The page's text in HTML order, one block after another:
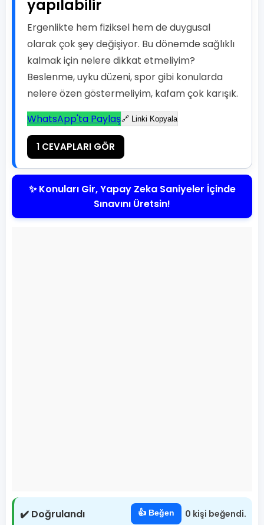
yapılabilir
Ergenlikte hem fiziksel hem de duygusal
olarak çok şey değişiyor. Bu dönemde sağlıklı
kalmak için nelere dikkat etmeliyim?
Beslenme, uyku düzeni, spor gibi konularda
nelere özen göstermeliyim, kafam çok karışık.
WhatsApp'ta Paylaş🔗 Linki Kopyala
1 CEVAPLARI GÖR
✨ Konuları Gir, Yapay Zeka Saniyeler İçinde
Sınavını Üretsin!
✔️ Doğrulandı 👍 Beğen 0 kişi beğendi.